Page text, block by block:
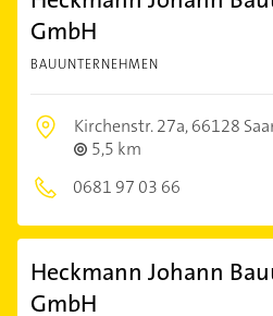
GmbH
BAUUNTERNEHMEN
Kirchenstr. 27a,66128
5,5 km
0681 97 03 66
Heckmann Johann
GmbH